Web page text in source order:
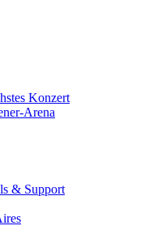
Konzert
Arena
& Support